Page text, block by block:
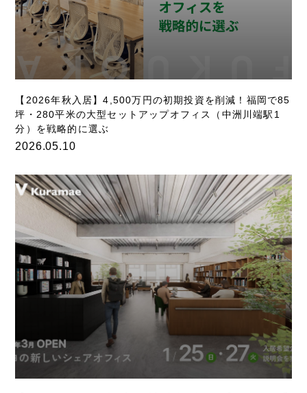
【2026年秋入居】4,500万円の初期投資を削減！福岡で85
坪・280平米の大型セットアップオフィス（中洲川端駅1
分）を戦略的に選ぶ
2026.05.10